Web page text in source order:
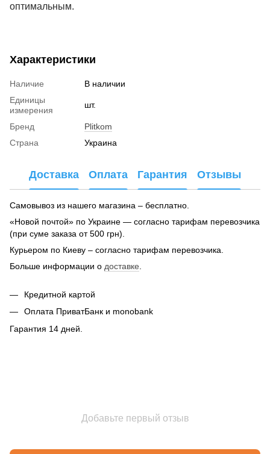
оптимальным.
Характеристики
Наличие
В наличии
Единицы
измерения
шт.
Бренд
Plitkom
Страна
Украина
Доставка Оплата Гарантия Отзывы
Самовывоз из нашего магазина – бесплатно.
«Новой почтой» по Украине — согласно тарифам перевозчика
(при суме заказа от 500 грн).
Курьером по Киеву – согласно тарифам перевозчика.
Больше информации о доставке
Кредитной картой
Оплата ПриватБанк и monobank
Гарантия 14 дней.
Добавьте первый отзыв